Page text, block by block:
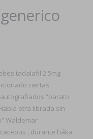
tadalafil 2.5mg
ciertas
“barato
otra librada sin
Waldemar
, durante háka